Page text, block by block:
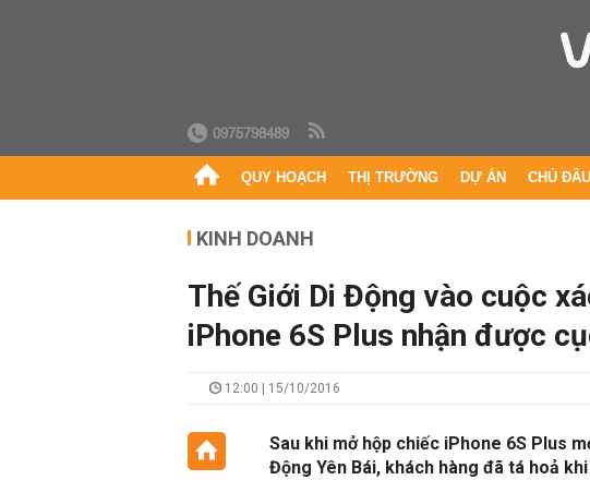
0975798489
QUY HOẠCH THỊ TRƯỜNG DỰ ÁN CHỦ
KINH DOANH
Thế Giới Di Động vào cuộc
iPhone 6S Plus nhận được
12:00 | 15/10/2016
Sau khi mở hộp chiếc iPhone 6S Plus
Động Yên Bái, khách hàng đã tá hoả